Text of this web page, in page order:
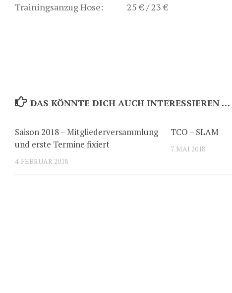
Trainingsanzug Hose: 25 € / 23 €
DAS KÖNNTE DICH AUCH INTERESSIEREN …
Saison 2018 – Mitgliederversammlung
und erste Termine fixiert
4. FEBRUAR 2018
TCO – SLAM
7. MAI 2018